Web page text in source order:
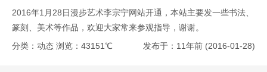
2016年1月28日漫步艺术李宗宁网站开通，本站主要发一些书法、
篆刻、美术等作品，欢迎大家常来参观指导，谢谢。
分类：动态 浏览：43151℃ 发布于：11年前 (2016-01-28)